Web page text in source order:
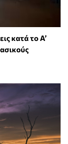
κατά το Α’